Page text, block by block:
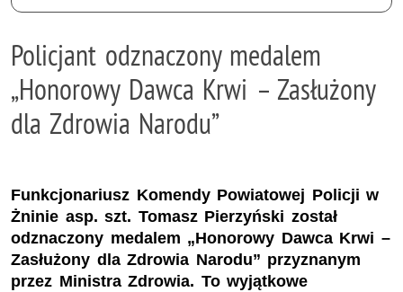
Policjant odznaczony medalem
„Honorowy Dawca Krwi – Zasłużony
dla Zdrowia Narodu”
Funkcjonariusz Komendy Powiatowej Policji w
Żninie asp. szt. Tomasz Pierzyński został
odznaczony medalem „Honorowy Dawca Krwi –
Zasłużony dla Zdrowia Narodu” przyznanym
przez Ministra Zdrowia. To wyjątkowe